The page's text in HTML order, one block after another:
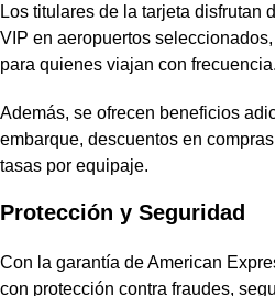
Los titulares de la tarjeta disfrutan
VIP en aeropuertos
para quienes viajan con frecuencia.
Además, se ofrecen beneficios
embarque, descuentos en
tasas por equipaje.
Protección y Seguridad
Con la garantía de American
con protección contra fraudes,